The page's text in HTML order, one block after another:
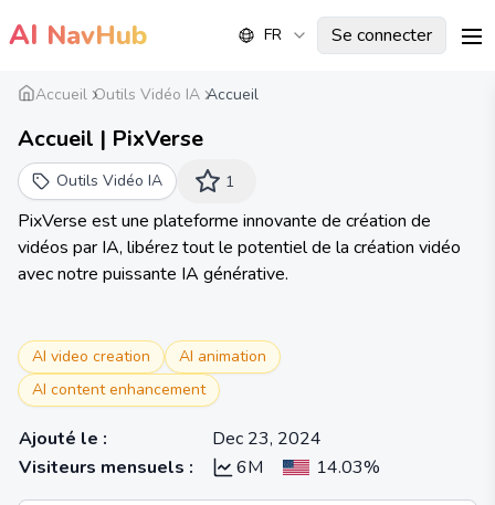
AI NavHub FR Se connecter
Accueil Outils Vidéo IA Accueil
Accueil | PixVerse
Outils Vidéo IA 1
PixVerse est une plateforme innovante de création de
vidéos par IA, libérez tout le potentiel de la création vidéo
avec notre puissante IA générative.
AI video creation
AI animation
AI content enhancement
Ajouté le :
Dec 23, 2024
Visiteurs mensuels : 6M 14.03%